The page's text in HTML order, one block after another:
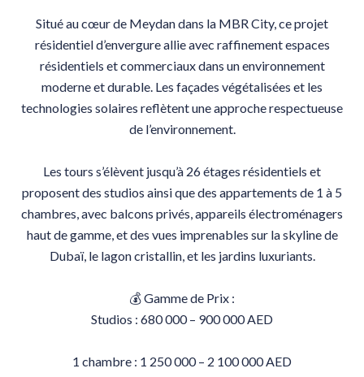
Situé au cœur de Meydan dans la MBR City, ce projet
résidentiel d’envergure allie avec raffinement espaces
résidentiels et commerciaux dans un environnement
moderne et durable. Les façades végétalisées et les
technologies solaires reflètent une approche respectueuse
de l’environnement.
Les tours s’élèvent jusqu’à 26 étages résidentiels et
proposent des studios ainsi que des appartements de 1 à 5
chambres, avec balcons privés, appareils électroménagers
haut de gamme, et des vues imprenables sur la skyline de
Dubaï, le lagon cristallin, et les jardins luxuriants.
💰 Gamme de Prix :
Studios : 680 000 – 900 000 AED
1 chambre : 1 250 000 – 2 100 000 AED